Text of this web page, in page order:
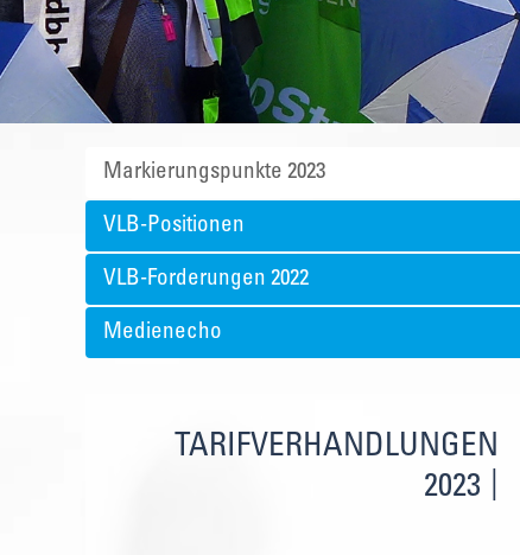
Markierungspunkte 2023
VLB-Positionen
VLB-Forderungen 2022
Medienecho
TARIFVERHANDLUNGEN
2023